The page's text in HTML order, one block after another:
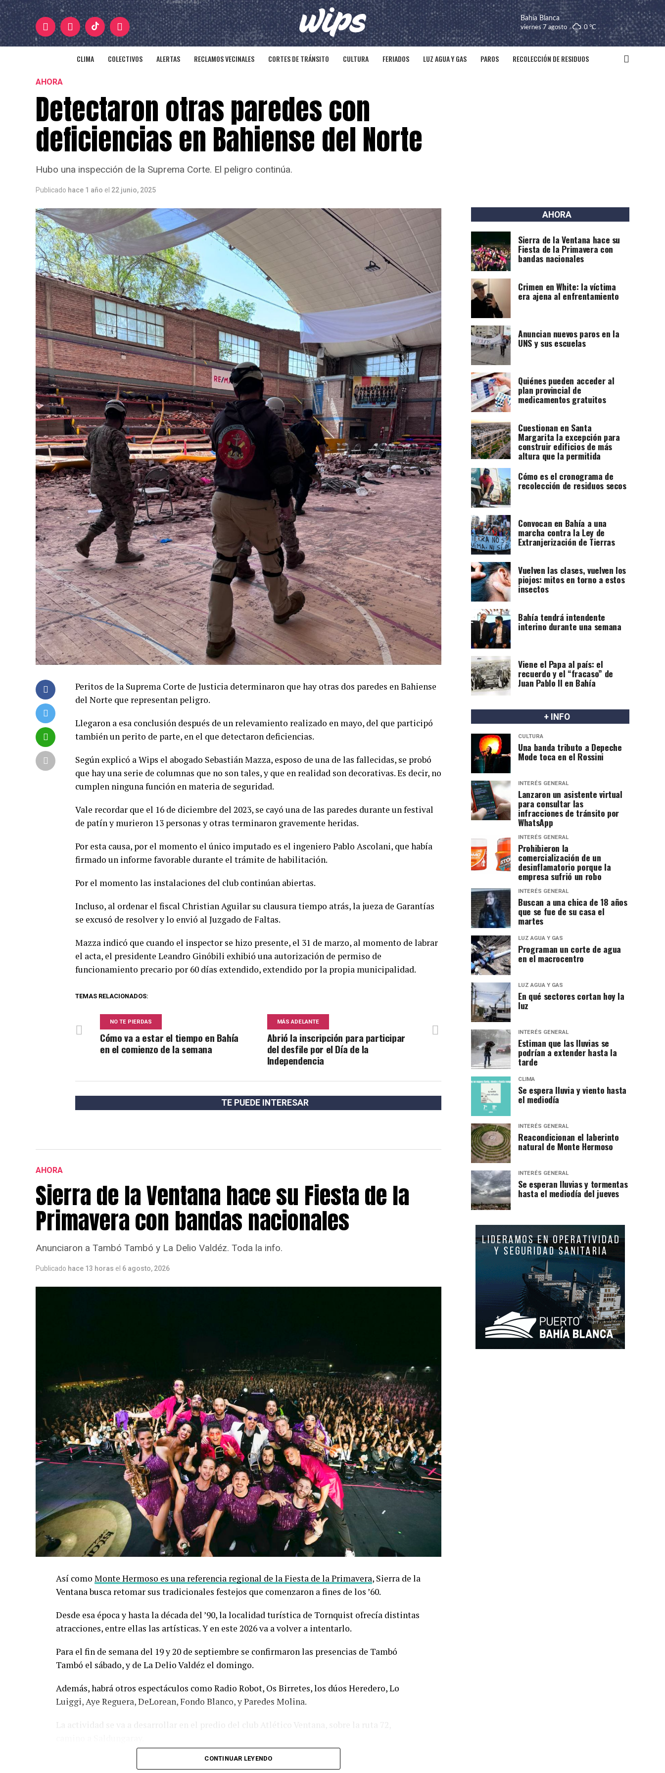
Bahía Blanca
viernes 7 agosto 0 °C
CLIMA COLECTIVOS ALERTAS RECLAMOS VECINALES CORTES DE TRÁNSITO CULTURA FERIADOS LUZ AGUA Y GAS PAROS RECOLECCIÓN DE RESIDUOS
AHORA
Detectaron otras paredes con
deficiencias en Bahiense del Norte
Hubo una inspección de la Suprema Corte. El peligro continúa.
Publicado hace 1 año el 22 junio, 2025
Peritos de la Suprema Corte de Justicia determinaron que hay otras dos paredes en Bahiense
del Norte que representan peligro.
Llegaron a esa conclusión después de un relevamiento realizado en mayo, del que participó
también un perito de parte, en el que detectaron deficiencias.
Según explicó a Wips el abogado Sebastián Mazza, esposo de una de las fallecidas, se probó
que hay una serie de columnas que no son tales, y que en realidad son decorativas. Es decir, no
cumplen ninguna función en materia de seguridad.
Vale recordar que el 16 de diciembre del 2023, se cayó una de las paredes durante un festival
de patín y murieron 13 personas y otras terminaron gravemente heridas.
Por esta causa, por el momento el único imputado es el ingeniero Pablo Ascolani, que había
firmado un informe favorable durante el trámite de habilitación.
Por el momento las instalaciones del club continúan abiertas.
Incluso, al ordenar el fiscal Christian Aguilar su clausura tiempo atrás, la jueza de Garantías
se excusó de resolver y lo envió al Juzgado de Faltas.
Mazza indicó que cuando el inspector se hizo presente, el 31 de marzo, al momento de labrar
el acta, el presidente Leandro Ginóbili exhibió una autorización de permiso de
funcionamiento precario por 60 días extendido, extendido por la propia municipalidad.
TEMAS RELACIONADOS:
MÁS ADELANTE
Abrió la inscripción para participar
del desfile por el Día de la
Independencia
NO TE PIERDAS
Cómo va a estar el tiempo en Bahía
en el comienzo de la semana
TE PUEDE INTERESAR
AHORA
Sierra de la Ventana hace su Fiesta de la
Primavera con bandas nacionales
Anunciaron a Tambó Tambó y La Delio Valdéz. Toda la info.
Publicado hace 13 horas el 6 agosto, 2026
Así como Monte Hermoso es una referencia regional de la Fiesta de la Primavera, Sierra de la
Ventana busca retomar sus tradicionales festejos que comenzaron a fines de los ’60.
Desde esa época y hasta la década del ’90, la localidad turística de Tornquist ofrecía distintas
atracciones, entre ellas las artísticas. Y en este 2026 va a volver a intentarlo.
Para el fin de semana del 19 y 20 de septiembre se confirmaron las presencias de Tambó
Tambó el sábado, y de La Delio Valdéz el domingo.
Además, habrá otros espectáculos como Radio Robot, Os Birretes, los dúos Heredero, Lo
Luiggi, Aye Reguera, DeLorean, Fondo Blanco, y Paredes Molina.
La actividad se va a desarrollar en el predio del club Atlético Ventana, sobre la ruta 72,
Va a haber además food trucks de comida, de cerveza, feria de artesanos y productores,
CONTINUAR LEYENDO
AHORA
Sierra de la Ventana hace su
Fiesta de la Primavera con
bandas nacionales
Crimen en White: la víctima
era ajena al enfrentamiento
Anuncian nuevos paros en la
UNS y sus escuelas
Quiénes pueden acceder al
plan provincial de
medicamentos gratuitos
Cuestionan en Santa
Margarita la excepción para
construir edificios de más
altura que la permitida
Cómo es el cronograma de
recolección de residuos secos
Convocan en Bahía a una
marcha contra la Ley de
Extranjerización de Tierras
Vuelven las clases, vuelven los
piojos: mitos en torno a estos
insectos
Bahía tendrá intendente
interino durante una semana
Viene el Papa al país: el
recuerdo y el “fracaso” de
Juan Pablo II en Bahía
+ INFO
CULTURA
Una banda tributo a Depeche
Mode toca en el Rossini
INTERÉS GENERAL
Lanzaron un asistente virtual
para consultar las
infracciones de tránsito por
WhatsApp
INTERÉS GENERAL
Prohibieron la
comercialización de un
desinflamatorio porque la
empresa sufrió un robo
INTERÉS GENERAL
Buscan a una chica de 18 años
que se fue de su casa el
martes
LUZ AGUA Y GAS
Programan un corte de agua
en el macrocentro
LUZ AGUA Y GAS
En qué sectores cortan hoy la
luz
INTERÉS GENERAL
Estiman que las lluvias se
podrían a extender hasta la
tarde
CLIMA
Se espera lluvia y viento hasta
el mediodía
INTERÉS GENERAL
Reacondicionan el laberinto
natural de Monte Hermoso
INTERÉS GENERAL
Se esperan lluvias y tormentas
hasta el mediodía del jueves